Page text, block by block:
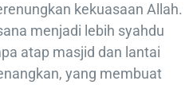
kekuasaan Allah.
menjadi lebih syahdu
atap masjid dan lantai
yang membuat